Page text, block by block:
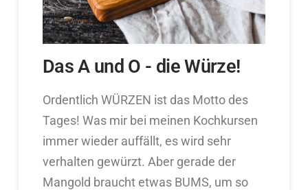
Das A und O - die Würze!
Ordentlich WÜRZEN ist das Motto des
Tages! Was mir bei meinen Kochkursen
immer wieder auffällt, es wird sehr
verhalten gewürzt. Aber gerade der
Mangold braucht etwas BUMS, um so